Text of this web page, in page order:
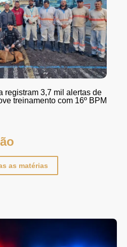
registram 3,7 mil alertas de
treinamento com 16º BPM
as matérias